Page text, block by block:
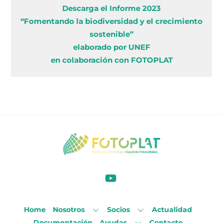
Descarga el Informe 2023
“Fomentando la biodiversidad y el crecimiento
sostenible”
elaborado por UNEF
en colaboración con FOTOPLAT
Home Nosotros Socios
Actualidad